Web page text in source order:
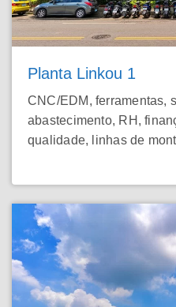
Planta Linkou 1
CNC/EDM, ferramentas,
abastecimento, RH,
qualidade, linhas de